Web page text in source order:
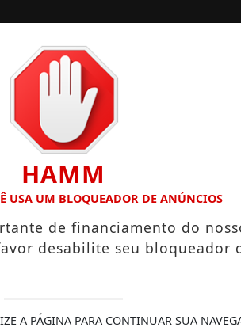
ASSEMBLEIA LEGISLATIVA
COROLLA COLIDE
HAMM
USA UM BLOQUEADOR DE ANÚNCIOS
de financiamento do
desabilite seu bloqueador
A PÁGINA PARA CONTINUAR SUA